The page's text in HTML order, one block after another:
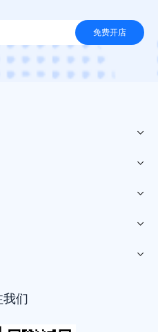
免费开店





我们